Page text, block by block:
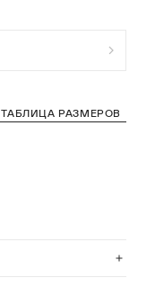
ТАБЛИЦА РАЗМЕРОВ